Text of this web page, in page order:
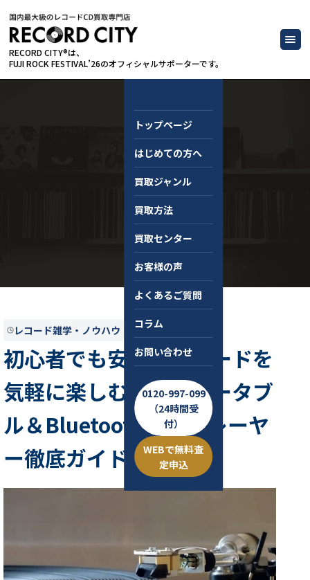
RECORD CITY®は、
FUJI ROCK FESTIVAL’26のオフィシャルサポーターです。
トップページ
はじめての方へ
買取ジャンル
買取方法
買取センター
お客様の声
よくあるご質問
コラム
お問い合わせ
0120-997-099
（24時間受
付）
WEBで無料査
定申込
コラム
レコード雑学・ノウハウ 2025.07.31
初心者でも安心！レコードを
気軽に楽しむためのポータブ
ル＆Bluetooth対応プレーヤ
ー徹底ガイド